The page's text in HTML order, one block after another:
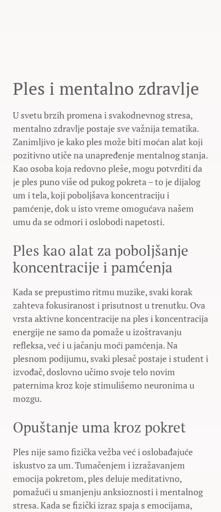
Ples i mentalno zdravlje
U svetu brzih promena i svakodnevnog stresa,
mentalno zdravlje postaje sve važnija tematika.
Zanimljivo je kako ples može biti moćan alat koji
pozitivno utiče na unapređenje mentalnog stanja.
Kao osoba koja redovno pleše, mogu potvrditi da
je ples puno više od pukog pokreta – to je dijalog
um i tela, koji poboljšava koncentraciju i
pamćenje, dok u isto vreme omogućava našem
umu da se odmori i oslobodi napetosti.
Ples kao alat za poboljšanje
koncentracije i pamćenja
Kada se prepustimo ritmu muzike, svaki korak
zahteva fokusiranost i prisutnost u trenutku. Ova
vrsta aktivne koncentracije na ples i koncentracija
energije ne samo da pomaže u izoštravanju
refleksa, već i u jačanju moći pamćenja. Na
plesnom podijumu, svaki plesač postaje i student i
izvođač, doslovno učimo svoje telo novim
paternima kroz koje stimulišemo neuronima u
mozgu.
Opuštanje uma kroz pokret
Ples nije samo fizička vežba već i oslobađajuće
iskustvo za um. Tumačenjem i izražavanjem
emocija pokretom, ples deluje meditativno,
pomažući u smanjenju anksioznosti i mentalnog
stresa. Kada se fizički izraz spaja s emocijama,